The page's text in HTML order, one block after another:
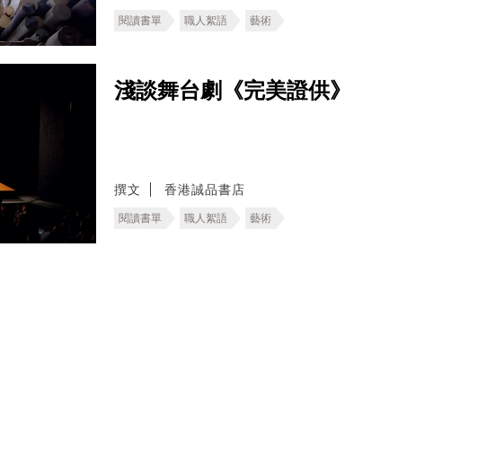
閱讀書單 職人絮語 藝術
淺談舞台劇《完美證供》
撰文 香港誠品書店
閱讀書單 職人絮語 藝術